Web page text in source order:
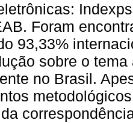
Foram
93,33%
sobre o
no Brasil.